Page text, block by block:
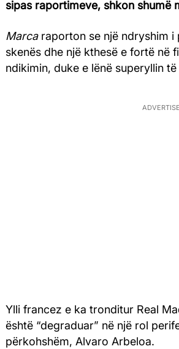
sipas raportimeve, shkon shumë
Marca raporton se një ndryshim
skenës dhe një kthesë e fortë në
ndikimin, duke e lënë superyllin të
Ylli francez e ka tronditur Real
është “degraduar” në një rol
përkohshëm, Alvaro Arbeloa.